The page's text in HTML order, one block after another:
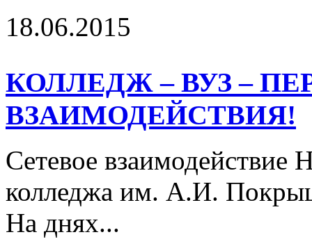
18.06.2015
КОЛЛЕДЖ – ВУЗ –
ВЗАИМОДЕЙСТВИЯ!
Сетевое взаимодействие
колледжа им. А.И.
На днях...